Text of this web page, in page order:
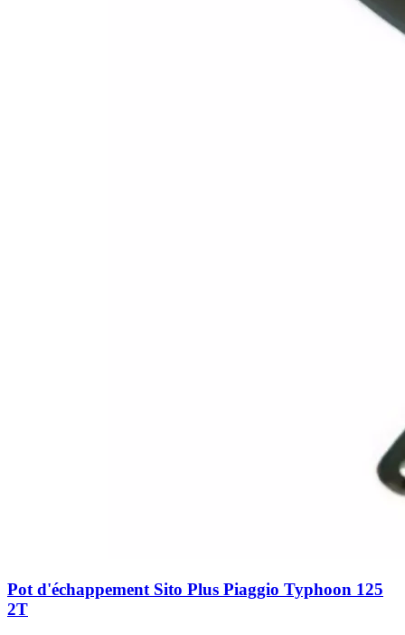
Pot d'échappement Sito Plus Piaggio Typhoon 125
2T